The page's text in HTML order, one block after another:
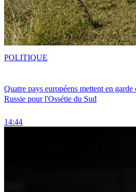
Quatre pays européens mettent en
Russie pour l'Ossétie du Sud
14:44
POLITIQUE